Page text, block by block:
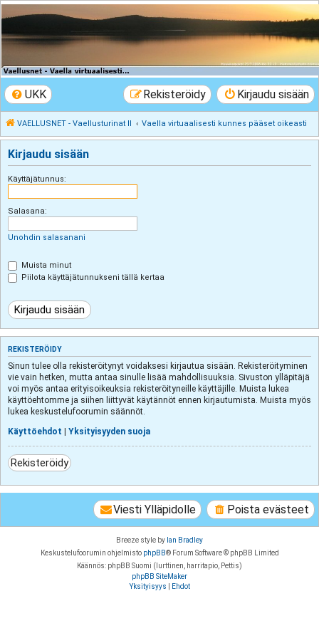
VAELLUSNET -
Vaellusturinat II
UKK Kirjaudu sisään
Rekisteröidy
VAELLUSNET - Vaellusturinat II Vaella virtuaalisesti kunnes pääset oikeasti
Kirjaudu sisään
Käyttäjätunnus:
Salasana:
Unohdin salasanani
Muista minut
Piilota käyttäjätunnukseni tällä kertaa
REKISTERÖIDY
Sinun tulee olla rekisteröitynyt voidaksesi kirjautua sisään. Rekisteröityminen
vie vain hetken, mutta antaa sinulle lisää mahdollisuuksia. Sivuston ylläpitäjä
voi myös antaa erityisoikeuksia rekisteröityneille käyttäjille. Muista lukea
käyttöehtomme ja siihen liittyvät käytännöt ennen kirjautumista. Muista myös
lukea keskustelufoorumin säännöt.
Käyttöehdot
Yksityisyyden suoja
Rekisteröidy
Poista evästeet
Viesti Ylläpidolle
Breeze style by Ian Bradley
Keskustelufoorumin ohjelmisto phpBB® Forum Software © phpBB Limited
Käännös: phpBB Suomi (lurttinen, harritapio, Pettis)
phpBB SiteMaker
Yksityisyys
Ehdot